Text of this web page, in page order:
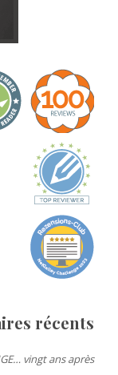
récents
vingt ans après